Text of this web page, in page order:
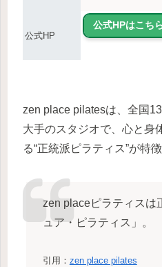
公式HP
公式HPはこち
zen place pilatesは、全国
大手のスタジオで、心と身
る“正統派ピラティス”が特徴
zen placeピラティスは
ュア・ピラティス」。
引用： zen place pilates